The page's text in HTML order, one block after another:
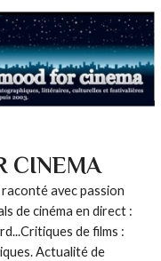
CINEMA
avec passion
de cinéma en direct :
de films :
Actualité de